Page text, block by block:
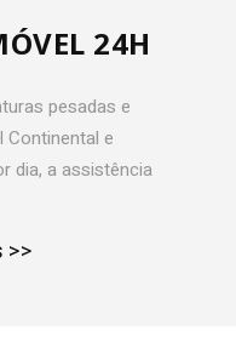
24H
pesadas e
Continental e
dia, a assistência
>>